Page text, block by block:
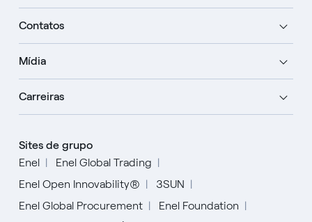
Contatos
Mídia
Carreiras
Sites de grupo
Enel
Enel Global Trading
Enel Open Innovability®
3SUN
Enel Global Procurement
Enel Foundation